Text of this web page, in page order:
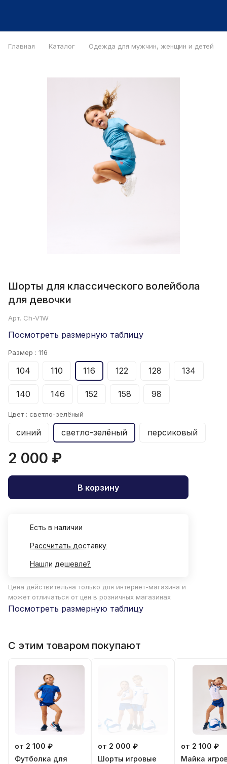
Главная Каталог Одежда для мужчин, женщин и детей
Шорты для классического волейбола
для девочки
Арт. Ch-V1W
Посмотреть размерную таблицу
Размер : 116
104 110 116 122 128 134
140 146 152 158 98
Цвет : светло-зелёный
синий светло-зелёный персиковый
2 000 ₽
В корзину
Есть в наличии
Рассчитать доставку
Нашли дешевле?
Цена действительна только для интернет-магазина и
может отличаться от цен в розничных магазинах
Посмотреть размерную таблицу
С этим товаром покупают
от 2 100 ₽
Футболка для
от 2 000 ₽
Шорты игровые
от 2 100 ₽
Майка